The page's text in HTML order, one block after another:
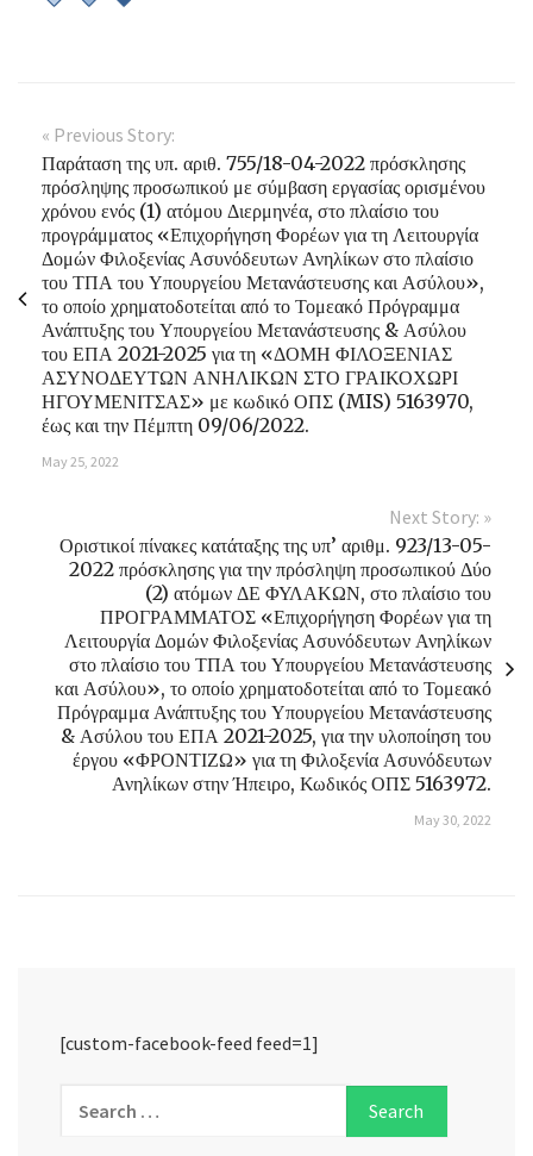
« Previous Story:
Παράταση της υπ. αριθ. 755/18-04-2022 πρόσκλησης
πρόσληψης προσωπικού με σύμβαση εργασίας ορισμένου
χρόνου ενός (1) ατόμου Διερμηνέα, στο πλαίσιο του
προγράμματος «Επιχορήγηση Φορέων για τη Λειτουργία
Δομών Φιλοξενίας Ασυνόδευτων Ανηλίκων στο πλαίσιο
του ΤΠΑ του Υπουργείου Μετανάστευσης και Ασύλου»,
το οποίο χρηματοδοτείται από το Τομεακό Πρόγραμμα
Ανάπτυξης του Υπουργείου Μετανάστευσης & Ασύλου
του ΕΠΑ 2021-2025 για τη «ΔΟΜΗ ΦΙΛΟΞΕΝΙΑΣ
ΑΣΥΝΟΔΕΥΤΩΝ ΑΝΗΛΙΚΩΝ ΣΤΟ ΓΡΑΙΚΟΧΩΡΙ
ΗΓΟΥΜΕΝΙΤΣΑΣ» με κωδικό ΟΠΣ (MIS) 5163970,
έως και την Πέμπτη 09/06/2022.
May 25, 2022
Next Story: »
Οριστικοί πίνακες κατάταξης της υπ’ αριθμ. 923/13-05-
2022 πρόσκλησης για την πρόσληψη προσωπικού Δύο
(2) ατόμων ΔΕ ΦΥΛΑΚΩΝ, στο πλαίσιο του
ΠΡΟΓΡΑΜΜΑΤΟΣ «Επιχορήγηση Φορέων για τη
Λειτουργία Δομών Φιλοξενίας Ασυνόδευτων Ανηλίκων
στο πλαίσιο του ΤΠΑ του Υπουργείου Μετανάστευσης
και Ασύλου», το οποίο χρηματοδοτείται από το Τομεακό
Πρόγραμμα Ανάπτυξης του Υπουργείου Μετανάστευσης
& Ασύλου του ΕΠΑ 2021-2025, για την υλοποίηση του
έργου «ΦΡΟΝΤΙΖΩ» για τη Φιλοξενία Ασυνόδευτων
Ανηλίκων στην Ήπειρο, Κωδικός ΟΠΣ 5163972.
May 30, 2022
[custom-facebook-feed feed=1]